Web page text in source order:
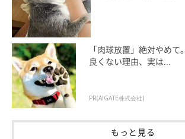
「肉球放置」絶対やめ
良くない理由、実は...
PR(AIGATE株式会社)
もっと見る